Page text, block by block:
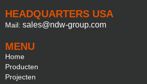
HEADQUARTERS USA
Mail: sales@ndw-group.com
MENU
Home
Producten
Projecten